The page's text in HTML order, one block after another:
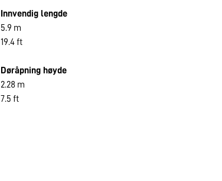
Innvendig lengde
5.9 m
19.4 ft
Døråpning høyde
2.28 m
7.5 ft